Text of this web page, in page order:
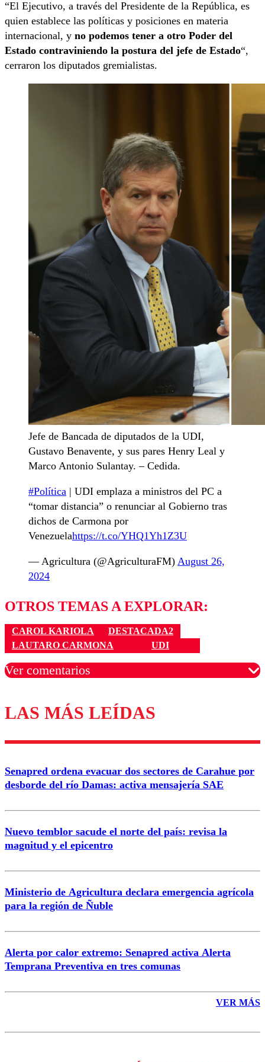
“El Ejecutivo, a través del Presidente de la República, es
quien establece las políticas y posiciones en materia
internacional, y no podemos tener a otro Poder del
Estado contraviniendo la postura del jefe de Estado“,
cerraron los diputados gremialistas.
Jefe de Bancada de diputados de la UDI,
Gustavo Benavente, y sus pares Henry Leal y
Marco Antonio Sulantay. – Cedida.
#Política | UDI emplaza a ministros del PC a
“tomar distancia” o renunciar al Gobierno tras
dichos de Carmona por
Venezuelahttps://t.co/YHQ1Yh1Z3U
— Agricultura (@AgriculturaFM) August 26,
2024
OTROS TEMAS A EXPLORAR:
CAROL KARIOLA
DESTACADA2
LAUTARO CARMONA
UDI
Ver comentarios
Los comentarios son moderados para garantizar un
diálogo respetuoso.
Nombre
Correo
LAS MÁS LEÍDAS
Senapred ordena evacuar dos sectores de Carahue por
desborde del río Damas: activa mensajería SAE
Nuevo temblor sacude el norte del país: revisa la
magnitud y el epicentro
Ministerio de Agricultura declara emergencia agrícola
para la región de Ñuble
Alerta por calor extremo: Senapred activa Alerta
Temprana Preventiva en tres comunas
VER MÁS